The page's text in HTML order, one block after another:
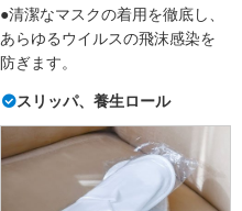
●清潔なマスクの着用を徹底し、
あらゆるウイルスの飛沫感染を
防ぎます。
スリッパ、養生ロール